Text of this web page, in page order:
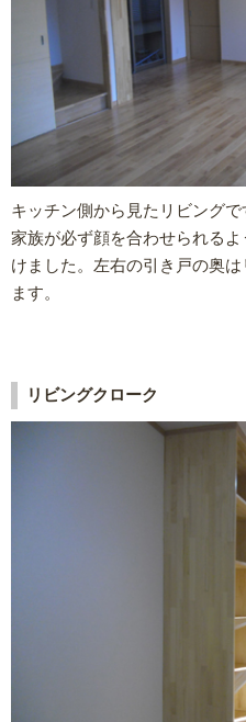
キッチン側から見たリビングで
家族が必ず顔を合わせられる
けました。左右の引き戸の奥
ます。
リビングクローク